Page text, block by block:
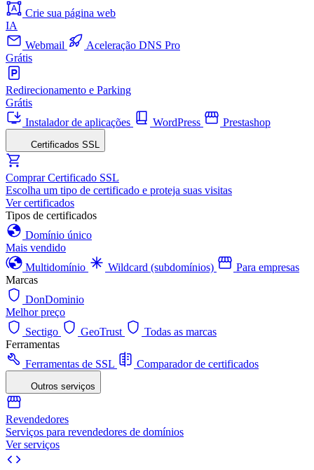
Crie sua página web
IA
Webmail
Aceleração DNS Pro
Grátis
Redirecionamento e Parking
Grátis
Instalador de aplicações
WordPress Prestashop
Certificados SSL
Comprar Certificado SSL
Escolha um tipo de certificado e proteja suas visitas
Ver certificados
Tipos de certificados
Domínio único
Mais vendido
Multidomínio
Wildcard (subdomínios)
Para empresas
Marcas
DonDominio
Melhor preço
Sectigo
GeoTrust
Todas as marcas
Ferramentas
Ferramentas de SSL
Comparador de certificados
Outros serviços
Revendedores
Serviços para revendedores de domínios
Ver serviços